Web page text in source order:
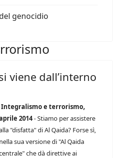
genocidio
viene dall’interno
Integralismo e terrorismo,
2014- Stiamo per assistere
"disfatta" di Al Qaida? Forse sì,
nella sua versione di "Al Qaida
che dà direttive ai